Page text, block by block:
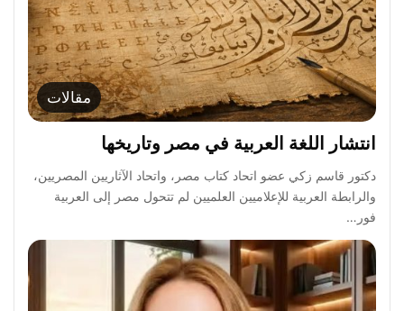
مقالات
انتشار اللغة العربية في مصر وتاريخها
دكتور قاسم زكي عضو اتحاد كتاب مصر، واتحاد الآثاريين المصريين،
والرابطة العربية للإعلاميين العلميين لم تتحول مصر إلى العربية
فور…